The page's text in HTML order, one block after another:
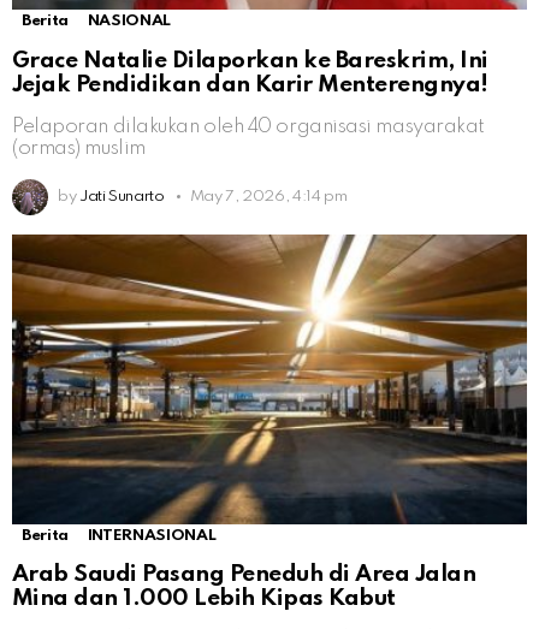
Berita NASIONAL
Grace Natalie Dilaporkan ke Bareskrim, Ini
Jejak Pendidikan dan Karir Menterengnya!
Pelaporan dilakukan oleh 40 organisasi masyarakat
(ormas) muslim
by Jati Sunarto May 7, 2026, 4:14 pm
Berita INTERNASIONAL
Arab Saudi Pasang Peneduh di Area Jalan
Mina dan 1.000 Lebih Kipas Kabut